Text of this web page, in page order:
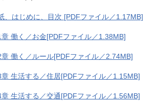
はじめに、目次 [PDFファイル／1.17MB]
働く／お金[PDFファイル／1.38MB]
働く／ルール[PDFファイル／2.74MB]
生活する／住居[PDFファイル／1.15MB]
生活する／交通[PDFファイル／1.56MB]